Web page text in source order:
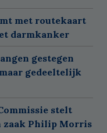
met routekaart
darmkanker
gestegen
gedeeltelijk
stelt
zaak Philip Morris